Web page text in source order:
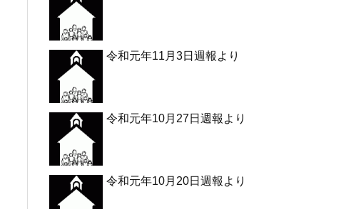
令和元年11月3日週報より
令和元年10月27日週報より
令和元年10月20日週報より